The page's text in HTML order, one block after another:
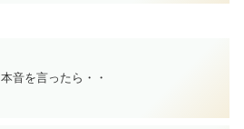
本音を言ったら・・